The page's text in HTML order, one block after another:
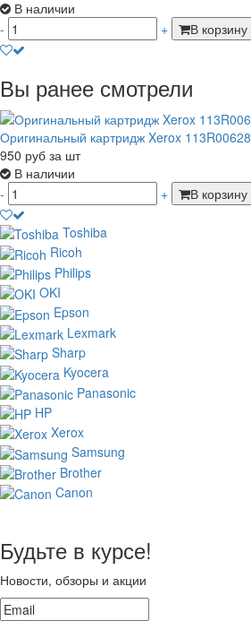
В наличии
-
+ В корзину
Вы ранее смотрели
Оригинальный картридж Xerox 113R00628
950 руб за шт
В наличии
-
+ В корзину
Toshiba
Ricoh
Philips
OKI
Epson
Lexmark
Sharp
Kyocera
Panasonic
HP
Xerox
Samsung
Brother
Canon
Будьте в курсе!
Новости, обзоры и акции